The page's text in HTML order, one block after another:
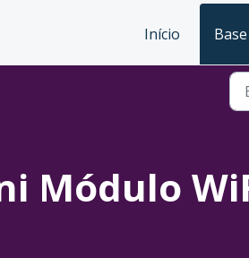
Início
Módulo